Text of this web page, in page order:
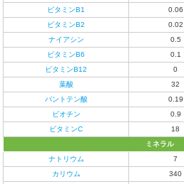
ビタミンB1
0.06
ビタミンB2
0.02
ナイアシン
0.5
ビタミンB6
0.1
ビタミンB12
0
葉酸
32
パントテン酸
0.19
ビオチン
0.9
ビタミンC
18
ミネラル
ナトリウム
7
カリウム
340